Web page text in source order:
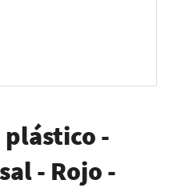
plástico -
- Rojo -